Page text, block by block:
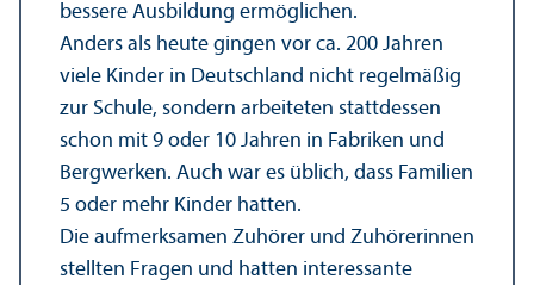
bessere Ausbildung ermöglichen.
Anders als heute gingen vor ca. 200 Jahren
viele Kinder in Deutschland nicht regelmäßig
zur Schule, sondern arbeiteten stattdessen
schon mit 9 oder 10 Jahren in Fabriken und
Bergwerken. Auch war es üblich, dass Familien
5 oder mehr Kinder hatten.
Die aufmerksamen Zuhörer und Zuhörerinnen
stellten Fragen und hatten interessante